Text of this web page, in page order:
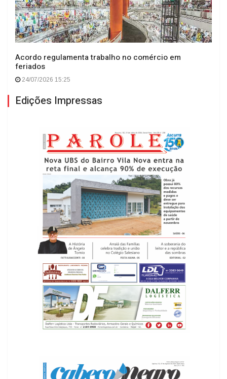
Acordo regulamenta trabalho no comércio em
feriados
24/07/2026 15:25
Edições Impressas